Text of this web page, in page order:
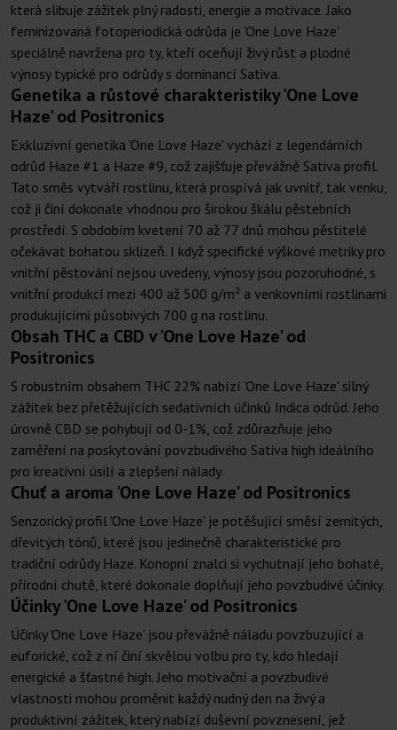
která slibuje zážitek plný radosti, energie a motivace. Jako
feminizovaná fotoperiodická odrůda je 'One Love Haze'
speciálně navržena pro ty, kteří oceňují živý růst a plodné
výnosy typické pro odrůdy s dominancí Sativa.
Genetika a růstové charakteristiky 'One Love
Haze' od Positronics
Exkluzivní genetika 'One Love Haze' vychází z legendárních
odrůd Haze #1 a Haze #9, což zajišťuje převážně Sativa profil.
Tato směs vytváří rostlinu, která prospívá jak uvnitř, tak venku,
což ji činí dokonale vhodnou pro širokou škálu pěstebních
prostředí. S obdobím kvetení 70 až 77 dnů mohou pěstitelé
očekávat bohatou sklizeň. I když specifické výškové metriky pro
vnitřní pěstování nejsou uvedeny, výnosy jsou pozoruhodné, s
vnitřní produkcí mezi 400 až 500 g/m² a venkovními rostlinami
produkujícími působivých 700 g na rostlinu.
Obsah THC a CBD v 'One Love Haze' od
Positronics
S robustním obsahem THC 22% nabízí 'One Love Haze' silný
zážitek bez přetěžujících sedativních účinků Indica odrůd. Jeho
úrovně CBD se pohybují od 0-1%, což zdůrazňuje jeho
zaměření na poskytování povzbudivého Sativa high ideálního
pro kreativní úsilí a zlepšení nálady.
Chuť a aroma 'One Love Haze' od Positronics
Senzorický profil 'One Love Haze' je potěšující směsí zemitých,
dřevitých tónů, které jsou jedinečně charakteristické pro
tradiční odrůdy Haze. Konopní znalci si vychutnají jeho bohaté,
přírodní chutě, které dokonale doplňují jeho povzbudivé účinky.
Účinky 'One Love Haze' od Positronics
Účinky 'One Love Haze' jsou převážně náladu povzbuzující a
euforické, což z ní činí skvělou volbu pro ty, kdo hledají
energické a šťastné high. Jeho motivační a povzbudivé
vlastnosti mohou proměnit každý nudný den na živý a
produktivní zážitek, který nabízí duševní povznesení, jež